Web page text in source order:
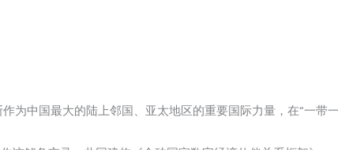
为中国最大的陆上邻国、亚太地区的重要国际力量，在“一带